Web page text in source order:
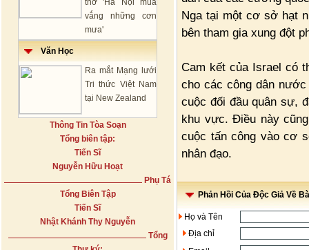
thơ 'Hà Nội mùa
vắng những cơn
mưa'
Văn Học
Ra mắt Mạng lưới
Tri thức Việt Nam
tại New Zealand
Thông Tin Tòa Soạn
Tổng biên tập:
Tiến Sĩ
Nguyễn Hữu Hoạt
Phụ Tá
Tổng Biên Tập
Tiến Sĩ
Nhật Khánh Thy Nguyễn
Tổng
Nga tại một cơ sở hạt
bên tham gia xung đột
Cam kết của Israel có
cho các công dân
cuộc đối đầu quân sự,
khu vực. Điều này
cuộc tấn công vào cơ
nhân đạo.
Phản Hồi Của Độc Giả Về
Họ và Tên
Địa chỉ